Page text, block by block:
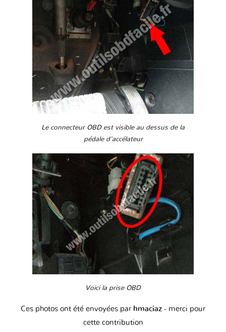
Le connecteur OBD est visible au dessus de la
pédale d'accélateur
Voici la prise OBD
Ces photos ont été envoyées par hmaciaz - merci pour
cette contribution